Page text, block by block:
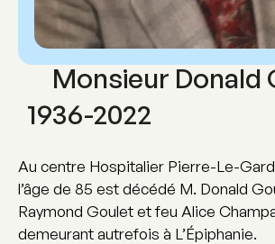
Au centre Hospitalier Pierre-Le-
l’âge de 85 est décédé M. Donald
Raymond Goulet et feu Alice
demeurant autrefois à L’Épiphanie.
Monsieur Donald
1936-2022